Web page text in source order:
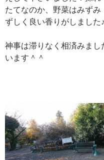
たてなのか、野菜はみずみ
ずしく良い香りがしました♪
神事は滞りなく相済みま
います＾＾